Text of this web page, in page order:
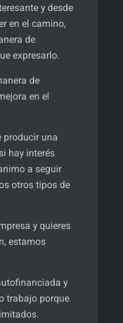
y desde
en el camino,
de
expresarlo.
de
en el
producir una
hay interés
a seguir
otros tipos de
y quieres
estamos
y
trabajo porque